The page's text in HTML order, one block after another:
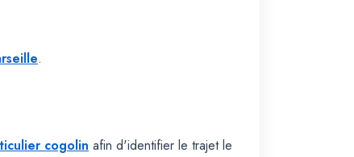
.
cogolin afin d'identifier le trajet le